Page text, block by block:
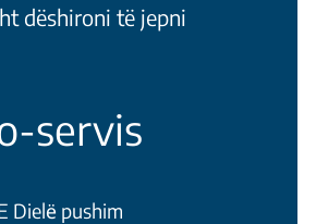
dëshironi të jepni
servis
Dielё pushim